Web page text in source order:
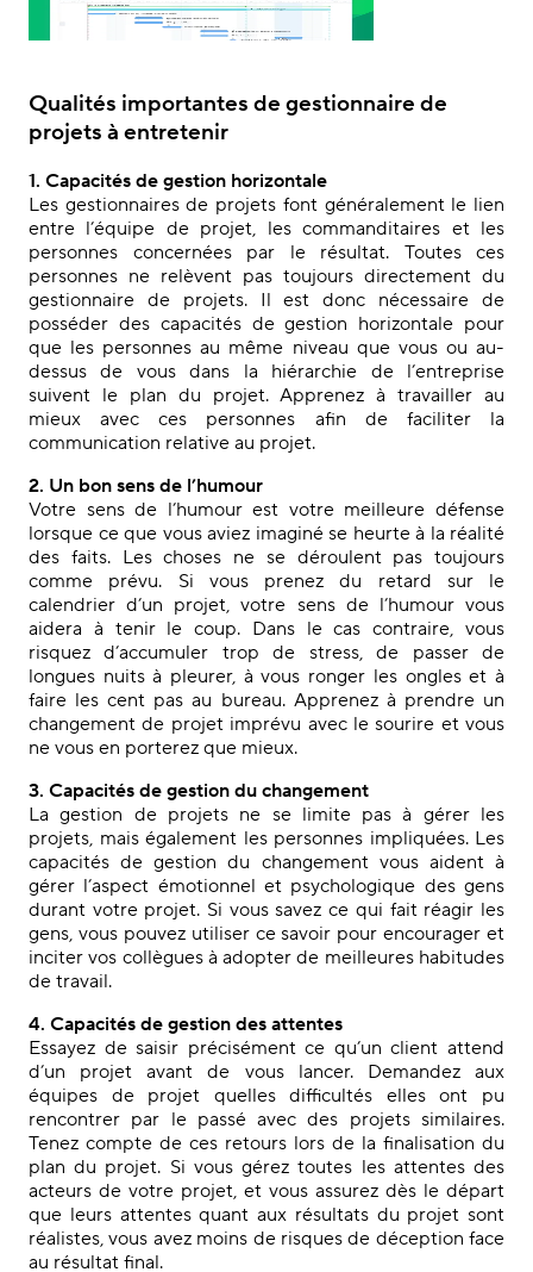
Qualités importantes de gestionnaire de
projets à entretenir
1. Capacités de gestion horizontale
Les gestionnaires de projets font généralement le lien
entre l’équipe de projet, les commanditaires et les
personnes concernées par le résultat. Toutes ces
personnes ne relèvent pas toujours directement du
gestionnaire de projets. Il est donc nécessaire de
posséder des capacités de gestion horizontale pour
que les personnes au même niveau que vous ou au-
dessus de vous dans la hiérarchie de l’entreprise
suivent le plan du projet. Apprenez à travailler au
mieux avec ces personnes afin de faciliter la
communication relative au projet.
2. Un bon sens de l’humour
Votre sens de l’humour est votre meilleure défense
lorsque ce que vous aviez imaginé se heurte à la réalité
des faits. Les choses ne se déroulent pas toujours
comme prévu. Si vous prenez du retard sur le
calendrier d’un projet, votre sens de l’humour vous
aidera à tenir le coup. Dans le cas contraire, vous
risquez d’accumuler trop de stress, de passer de
longues nuits à pleurer, à vous ronger les ongles et à
faire les cent pas au bureau. Apprenez à prendre un
changement de projet imprévu avec le sourire et vous
ne vous en porterez que mieux.
3. Capacités de gestion du changement
La gestion de projets ne se limite pas à gérer les
projets, mais également les personnes impliquées. Les
capacités de gestion du changement vous aident à
gérer l’aspect émotionnel et psychologique des gens
durant votre projet. Si vous savez ce qui fait réagir les
gens, vous pouvez utiliser ce savoir pour encourager et
inciter vos collègues à adopter de meilleures habitudes
de travail.
4. Capacités de gestion des attentes
Essayez de saisir précisément ce qu’un client attend
d’un projet avant de vous lancer. Demandez aux
équipes de projet quelles difficultés elles ont pu
rencontrer par le passé avec des projets similaires.
Tenez compte de ces retours lors de la finalisation du
plan du projet. Si vous gérez toutes les attentes des
acteurs de votre projet, et vous assurez dès le départ
que leurs attentes quant aux résultats du projet sont
réalistes, vous avez moins de risques de déception face
au résultat final.